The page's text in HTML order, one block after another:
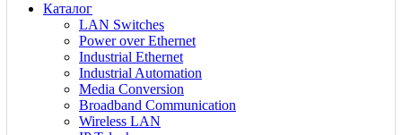
Каталог
LAN Switches
Power over Ethernet
Industrial Ethernet
Industrial Automation
Media Conversion
Broadband Communication
Wireless LAN